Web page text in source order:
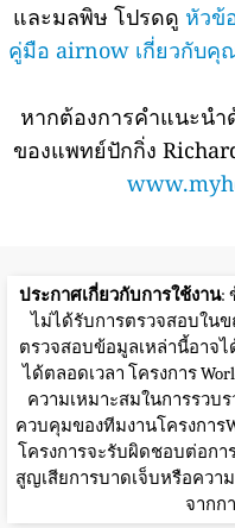
และมลพิษ โปรดดู หัวข้
คู่มือ airnow เกี่ยวกับ
หากต้องการคำแนะน
ของแพทย์ปักกิ่ง
ประกาศเกี่ยวกับการใช้งาน:
ไม่ได้รับการตรวจสอบใน
ตรวจสอบข้อมูลเหล่านี้อาจ
ได้ตลอดเวลา โครงการ
ความเหมาะสมในการรวบ
ควบคุมของทีมงานโครงการ
โครงการจะรับผิดชอบต่อก
สูญเสียการบาดเจ็บหรือควา
จากก